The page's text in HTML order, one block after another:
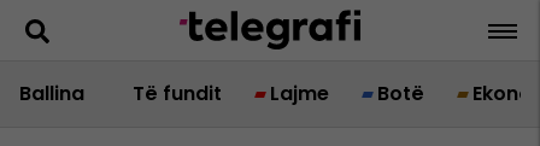
Ballina Të fundit Lajme Botë